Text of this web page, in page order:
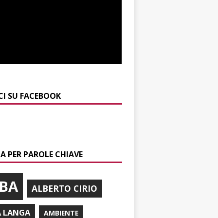
SU FACEBOOK
PER PAROLE CHIAVE
ALBERTO CIRIO
LANGA AMBIENTE